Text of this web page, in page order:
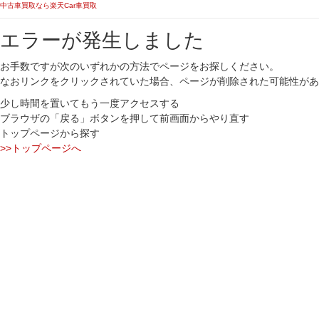
中古車買取なら楽天Car車買取
エラーが発生しました
お手数ですが次のいずれかの方法でページをお探しください。
なおリンクをクリックされていた場合、ページが削除された可能性が
少し時間を置いてもう一度アクセスする
ブラウザの「戻る」ボタンを押して前画面からやり直す
トップページから探す
>>トップページへ